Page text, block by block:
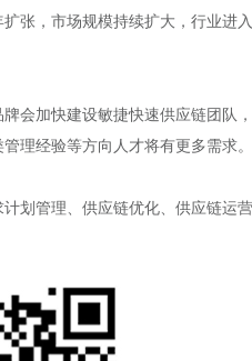
张，市场规模持续扩大，行业进
会加快建设敏捷快速供应链团队
理经验等方向人才将有更多需求。
划管理、供应链优化、供应链运